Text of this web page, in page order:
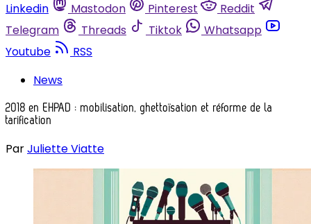
Linkedin
Mastodon Pinterest
Reddit
Telegram
Threads Tiktok
Whatsapp
Youtube
RSS
News
2018 en EHPAD : mobilisation, ghettoïsation et réforme de la
tarification
ParJuliette Viatte